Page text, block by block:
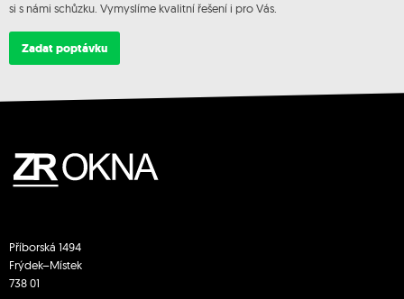
si s námi schůzku. Vymyslíme kvalitní řešení i pro Vás.
Zadat poptávku
Příborská 1494
Frýdek–Místek
738 01